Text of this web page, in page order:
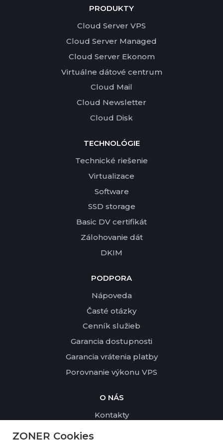
PRODUKTY
Cloud Server VPS
Cloud Server Managed
Cloud Server Ekonom
Virtuálne dátové centrum
Cloud Mail
Cloud Newsletter
Cloud Disk
TECHNOLÓGIE
Technické riešenie
Virtualizace
Software
SSD storage
Basic DV certifikát
Zálohovanie dát
DKIM
PODPORA
Nápoveda
Časté otázky
Cenník služieb
Garancia dostupnosti
Garancia vrátenia platby
Porovnanie výkonu VPS
O NÁS
Kontakty
Profil spoločnosti
ZONER Cookies